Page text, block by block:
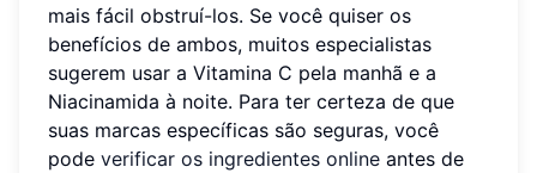
mais fácil obstruí-los. Se você quiser os
benefícios de ambos, muitos especialistas
sugerem usar a Vitamina C pela manhã e a
Niacinamida à noite. Para ter certeza de que
suas marcas específicas são seguras, você
pode verificar os ingredientes online antes de